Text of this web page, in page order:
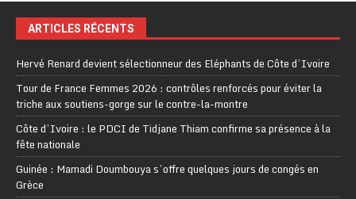
ARTICLES RÉCENTS
Hervé Renard devient sélectionneur des Eléphants de Côte d’Ivoire
Tour de France Femmes 2026 : contrôles renforcés pour éviter la
triche aux soutiens-gorge sur le contre-la-montre
Côte d’Ivoire : le PDCI de Tidjane Thiam confirme sa présence à la
fête nationale
Guinée : Mamadi Doumbouya s’offre quelques jours de congés en
Grèce